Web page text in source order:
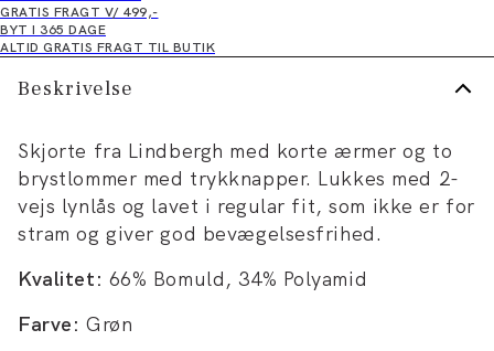
GRATIS FRAGT V/ 499,-
BYT I 365 DAGE
ALTID GRATIS FRAGT TIL BUTIK
Beskrivelse
Skjorte fra Lindbergh med korte ærmer og to
brystlommer med trykknapper. Lukkes med 2-
vejs lynlås og lavet i regular fit, som ikke er for
stram og giver god bevægelsesfrihed.
Kvalitet: 66% Bomuld, 34% Polyamid
Farve: Grøn